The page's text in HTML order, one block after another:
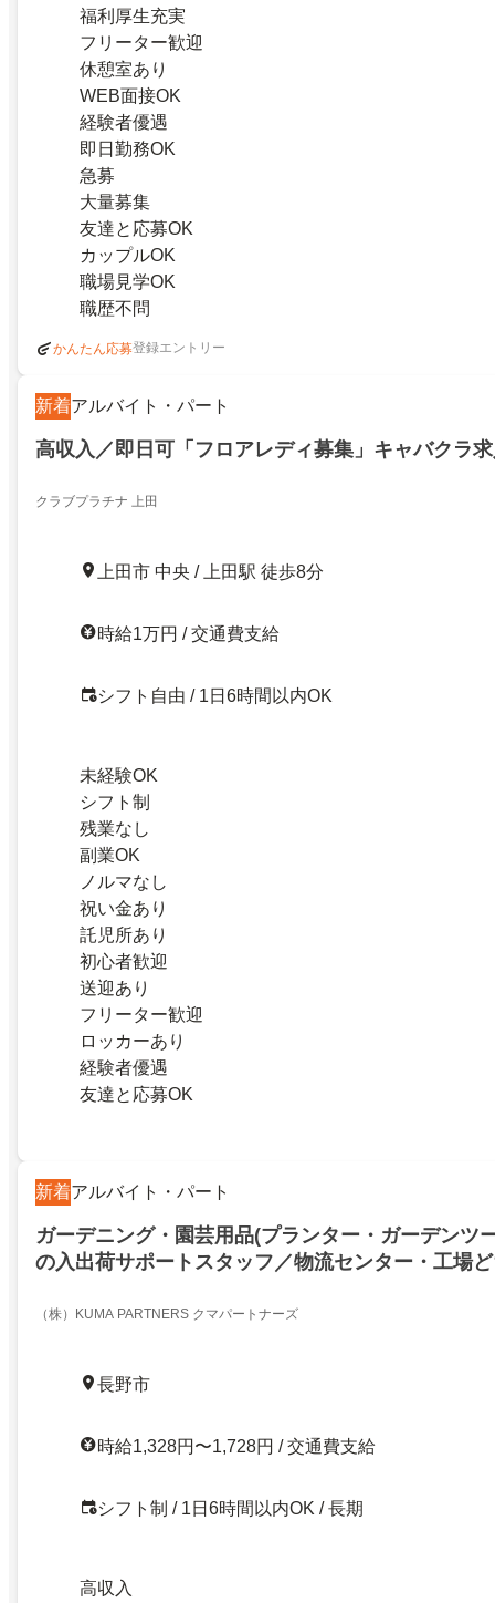
福利厚生充実
フリーター歓迎
休憩室あり
WEB面接OK
経験者優遇
即日勤務OK
急募
大量募集
友達と応募OK
カップルOK
職場見学OK
職歴不問
かんたん応募登録エントリー
新着アルバイト・パート
高収入／即日可「フロアレディ募集」キャバクラ
クラブプラチナ 上田
上田市 中央 / 上田駅 徒歩8分
時給1万円 / 交通費支給
シフト自由 / 1日6時間以内OK
未経験OK
シフト制
残業なし
副業OK
ノルマなし
祝い金あり
託児所あり
初心者歓迎
送迎あり
フリーター歓迎
ロッカーあり
経験者優遇
友達と応募OK
新着アルバイト・パート
ガーデニング・園芸用品(プランター・ガーデンツ
の入出荷サポートスタッフ／物流センター・工場
（株）KUMA PARTNERS クマパートナーズ
長野市
時給1,328円〜1,728円 / 交通費支給
シフト制 / 1日6時間以内OK / 長期
高収入